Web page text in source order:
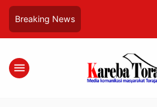
Breaking News
menu